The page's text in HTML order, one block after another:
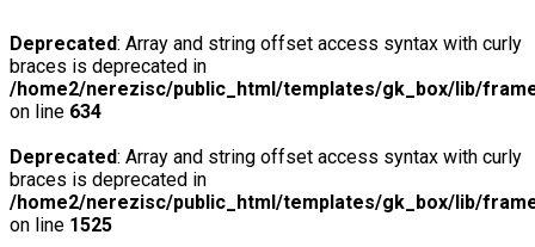
Deprecated: Array and string offset access syntax with curly
braces is deprecated in
/home2/nerezisc/public_html/templates/gk_box/lib/
on line 634
Deprecated: Array and string offset access syntax with curly
braces is deprecated in
/home2/nerezisc/public_html/templates/gk_box/lib/
on line 1525